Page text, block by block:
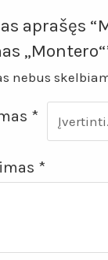
aprašęs
nebus
*
*